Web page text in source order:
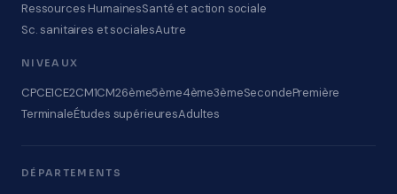
Ressources HumainesSanté et action sociale
Sc. sanitaires et socialesAutre
NIVEAUX
CPCE1CE2CM1CM26ème5ème4ème3èmeSecondePremière
TerminaleÉtudes supérieuresAdultes
DÉPARTEMENTS